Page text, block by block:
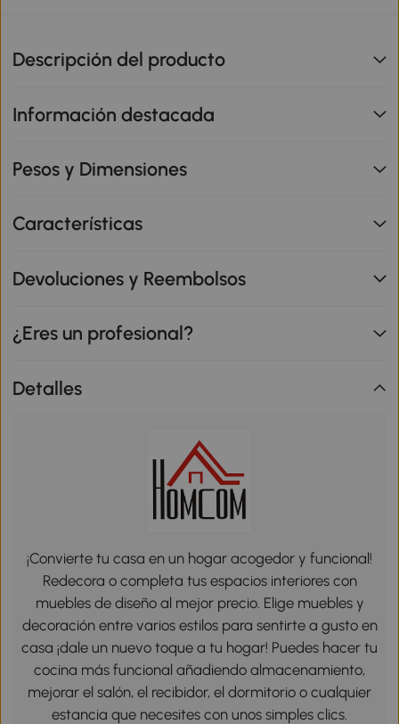
Descripción del producto
Información destacada
Pesos y Dimensiones
Características
Devoluciones y Reembolsos
¿Eres un profesional?
Detalles
¡Convierte tu casa en un hogar acogedor y funcional!
Redecora o completa tus espacios interiores con
muebles de diseño al mejor precio. Elige muebles y
decoración entre varios estilos para sentirte a gusto en
casa ¡dale un nuevo toque a tu hogar! Puedes hacer tu
cocina más funcional añadiendo almacenamiento,
mejorar el salón, el recibidor, el dormitorio o cualquier
estancia que necesites con unos simples clics.